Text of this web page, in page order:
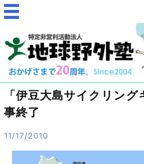
「伊豆大島サイクリン
事終了
11/17/2010